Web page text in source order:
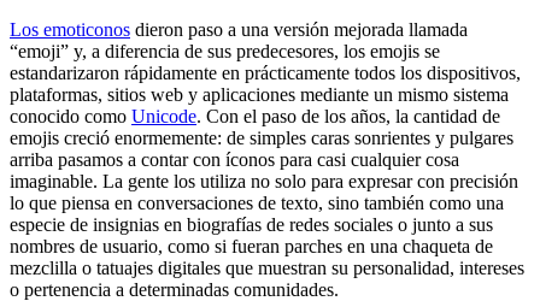
Los emoticonos dieron paso a una versión mejorada llamada
“emoji” y, a diferencia de sus predecesores, los emojis se
estandarizaron rápidamente en prácticamente todos los dispositivos,
plataformas, sitios web y aplicaciones mediante un mismo sistema
conocido como Unicode. Con el paso de los años, la cantidad de
emojis creció enormemente: de simples caras sonrientes y pulgares
arriba pasamos a contar con íconos para casi cualquier cosa
imaginable. La gente los utiliza no solo para expresar con precisión
lo que piensa en conversaciones de texto, sino también como una
especie de insignias en biografías de redes sociales o junto a sus
nombres de usuario, como si fueran parches en una chaqueta de
mezclilla o tatuajes digitales que muestran su personalidad, intereses
o pertenencia a determinadas comunidades.